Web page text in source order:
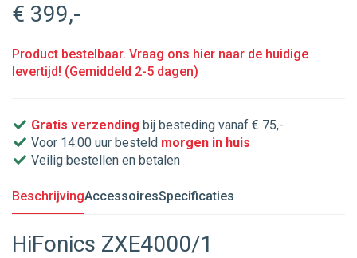
€ 399,-
Product bestelbaar. Vraag ons hier naar de huidige
levertijd! (Gemiddeld 2-5 dagen)
Gratis verzending bij besteding vanaf € 75,-
Voor 14:00 uur besteld morgen in huis
Veilig bestellen en betalen
BeschrijvingAccessoiresSpecificaties
HiFonics ZXE4000/1